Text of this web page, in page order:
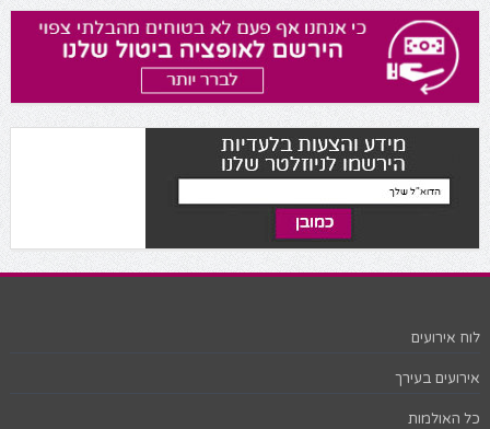
לוח אירועים
אירועים בעירך
כל האולמות